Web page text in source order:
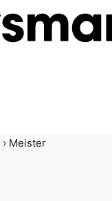
› Meister